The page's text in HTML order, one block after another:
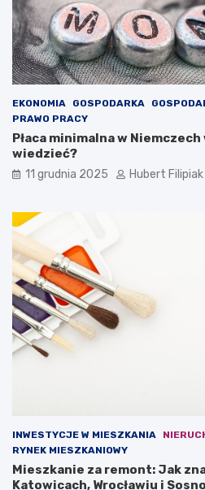
EKONOMIA GOSPODARKA
PRAWO PRACY
Płaca minimalna w
wiedzieć?
11 grudnia 2025 Hubert Filipiak
INWESTYCJE W MIESZKANIA
RYNEK MIESZKANIOWY
Mieszkanie za remont: Jak
Katowicach, Wrocławiu i